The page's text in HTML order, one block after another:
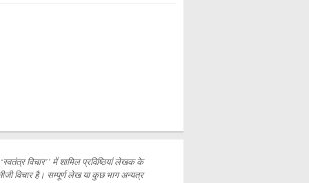
विचार’’ में शामिल प्रविष्ठियां लेखक के
विचार है। सम्पूर्ण लेख या कुछ भाग अन्यत्र